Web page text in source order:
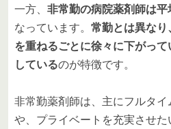
一方、 非常勤の病院薬剤師は
なっています。 常勤とは異な
を重ねるごとに徐々に下がっ
しているのが特徴です。
非常勤薬剤師は、主にフルタイ
や、プライベートを充実させ